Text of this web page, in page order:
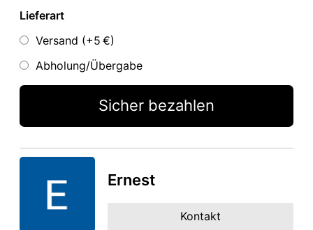
Lieferart
Versand (+5 €)
Abholung/Übergabe
Sicher bezahlen
Ernest
Kontakt